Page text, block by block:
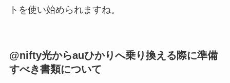
トを使い始められますね。
@nifty光からauひかりへ乗り換える際に準備
すべき書類について